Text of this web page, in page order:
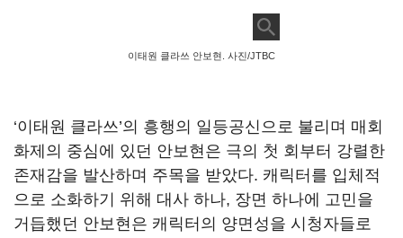
이태원 클라쓰 안보현. 사진/JTBC
‘이태원 클라쓰’의 흥행의 일등공신으로 불리며 매회
화제의 중심에 있던 안보현은 극의 첫 회부터 강렬한
존재감을 발산하며 주목을 받았다. 캐릭터를 입체적
으로 소화하기 위해 대사 하나, 장면 하나에 고민을
거듭했던 안보현은 캐릭터의 양면성을 시청자들로